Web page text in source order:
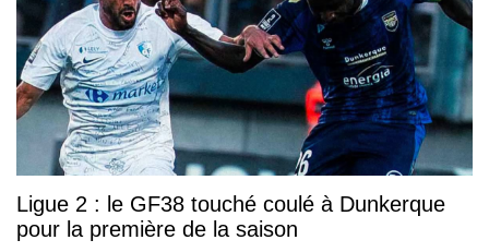
Ligue 2 : le GF38 touché coulé à Dunkerque
pour la première de la saison